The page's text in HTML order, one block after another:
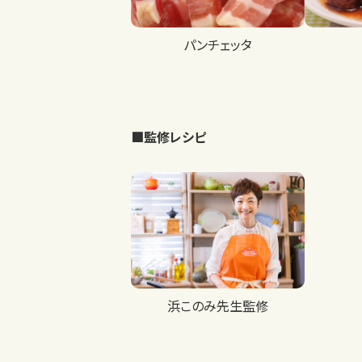
パンチェッタ
■監修レシピ
浜このみ先生監修